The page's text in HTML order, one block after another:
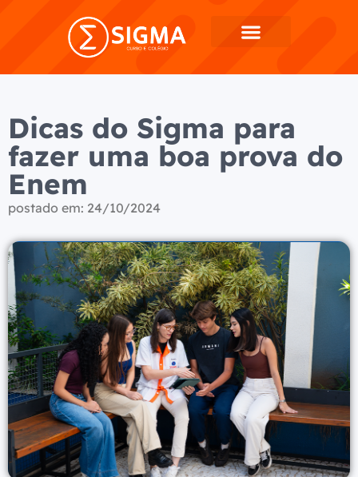
Dicas do Sigma para
fazer uma boa prova do
Enem
postado em: 24/10/2024